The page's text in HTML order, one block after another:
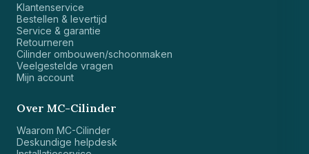
Klantenservice
Bestellen & levertijd
Service & garantie
Retourneren
Cilinder ombouwen/schoonmaken
Veelgestelde vragen
Mijn account
Over MC-Cilinder
Waarom MC-Cilinder
Deskundige helpdesk